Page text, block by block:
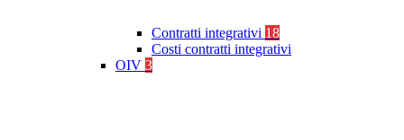
Contratti integrativi 18
Costi contratti integrativi
OIV 3